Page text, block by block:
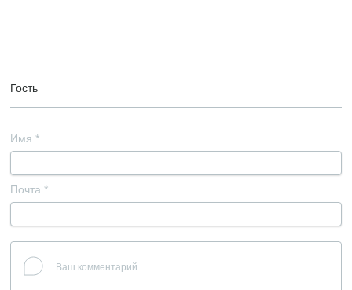
Гость
Имя *
Почта *